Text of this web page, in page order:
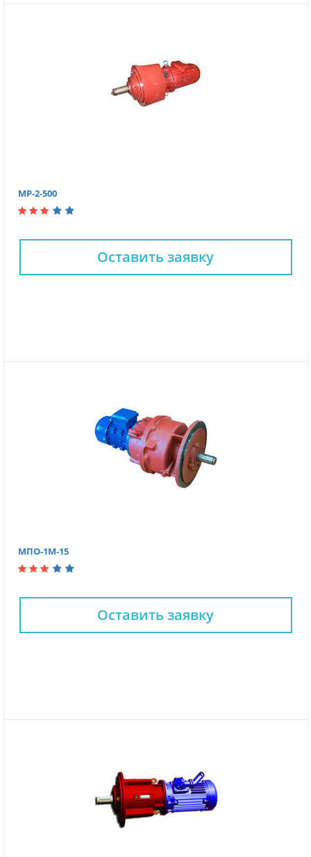
МР-2-500
Оставить заявку
МПО-1М-15
Оставить заявку